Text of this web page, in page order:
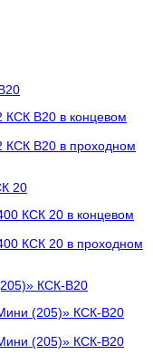
КСК В20 в концевом
КСК В20 в проходном
20
КСК 20 в концевом
КСК 20 в проходном
КСК-В20
(205)» КСК-В20
(205)» КСК-В20